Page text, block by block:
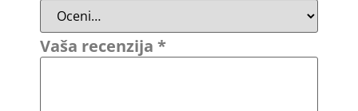
Vaša recenzija *